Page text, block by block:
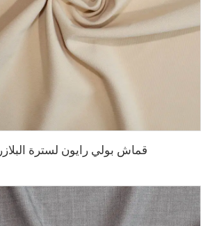
قماش بولي رايون لسترة البلازر